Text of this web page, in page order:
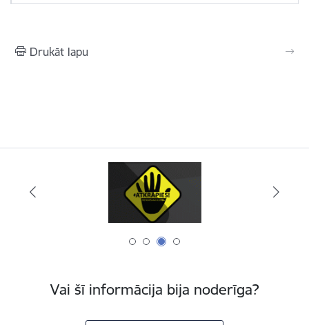
Drukāt lapu
Vai šī informācija bija noderīga?